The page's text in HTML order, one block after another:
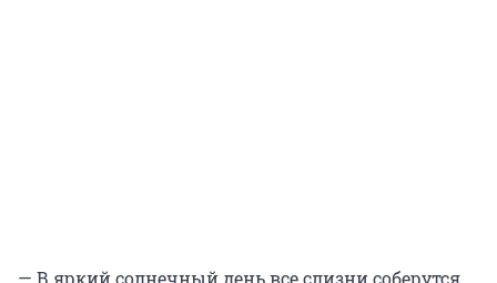
— В яркий солнечный день все слизни соберутся